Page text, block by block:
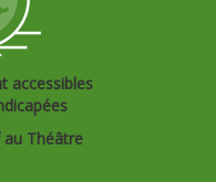
accessibles
au Théâtre